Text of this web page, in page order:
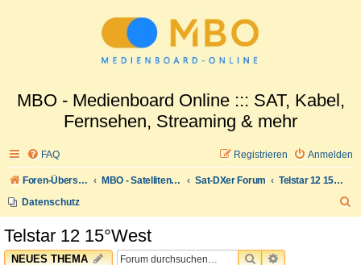
MBO - Medienboard Online ::: SAT, Kabel,
Fernsehen, Streaming & mehr
FAQ Anmelden
Registrieren
Foren-Übersicht MBO - Satellitenwelt Sat-DXer Forum
Telstar 12 15°West
Datenschutz
Telstar 12 15°West
NEUES THEMA SUCHEERWEITERTE